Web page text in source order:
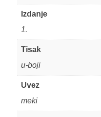
Izdanje
1.
Tisak
u-boji
Uvez
meki